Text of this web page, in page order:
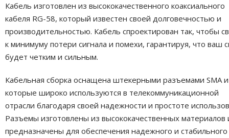
Кабель изготовлен из высококачественного коаксиального
кабеля RG-58, который известен своей долговечностью и
производительностью. Кабель спроектирован так, чтобы
к минимуму потери сигнала и помехи, гарантируя, что ваш
будет четким и сильным.
Кабельная сборка оснащена штекерными разъемами SMA и
которые широко используются в телекоммуникационной
отрасли благодаря своей надежности и простоте
Разъемы изготовлены из высококачественных материалов
предназначены для обеспечения надежного и стабильного